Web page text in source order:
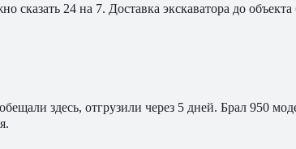
сказать 24 на 7. Доставка экскаватора до
здесь, отгрузили через 5 дней. Брал 950